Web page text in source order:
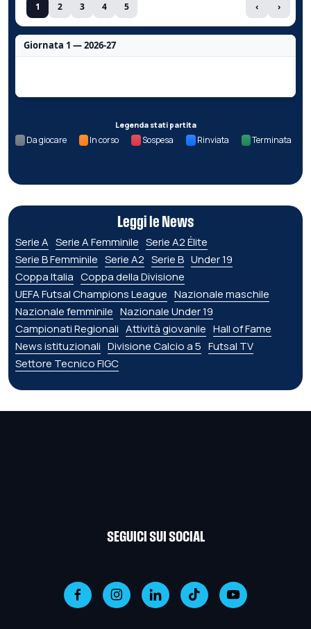
1 2 3 4 5 ‹ ›
Giornata 1 — 2026-27
Legenda stati partita
Da giocare In corso Sospesa Rinviata Terminata
Leggi le News
Serie A Serie A Femminile Serie A2 Élite
Serie B Femminile Serie A2 Serie B Under 19
Coppa Italia Coppa della Divisione
UEFA Futsal Champions League Nazionale maschile
Nazionale femminile Nazionale Under 19
Campionati Regionali Attività giovanile Hall of Fame
News istituzionali Divisione Calcio a 5 Futsal TV
Settore Tecnico FIGC
SEGUICI SUI SOCIAL